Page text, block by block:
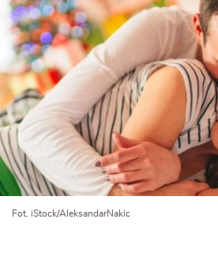
Fot. iStock/AleksandarNakic